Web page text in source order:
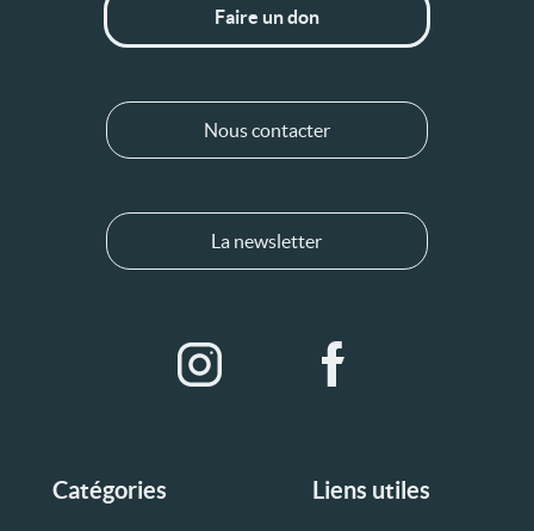
Catégories Liens utiles
Faire un don
Nous contacter
La newsletter